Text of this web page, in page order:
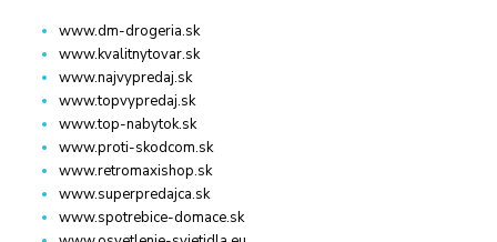
www.dm-drogeria.sk
www.kvalitnytovar.sk
www.najvypredaj.sk
www.topvypredaj.sk
www.top-nabytok.sk
www.proti-skodcom.sk
www.retromaxishop.sk
www.superpredajca.sk
www.spotrebice-domace.sk